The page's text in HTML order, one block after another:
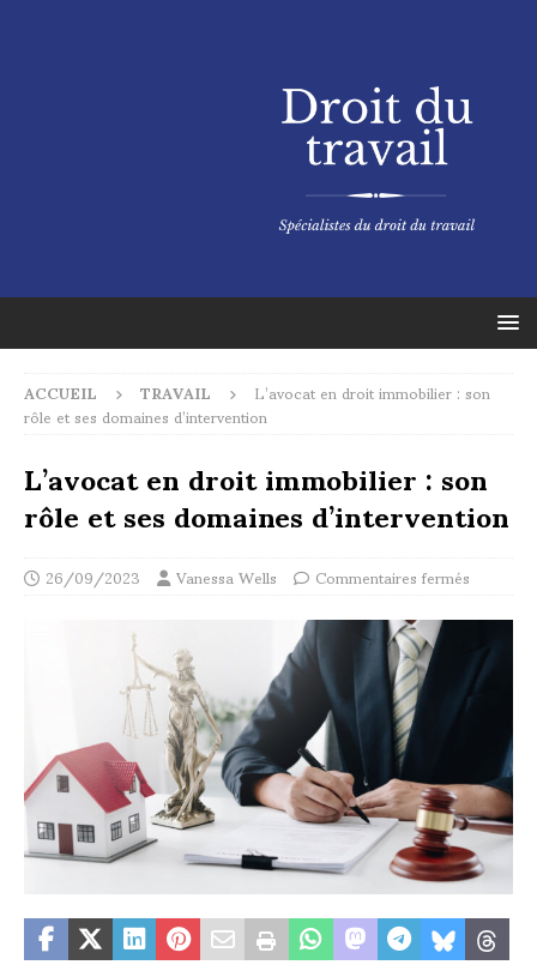
ACCUEIL TRAVAIL L’avocat en droit immobilier : son
rôle et ses domaines d’intervention
L’avocat en droit immobilier : son
rôle et ses domaines d’intervention
26/09/2023 Vanessa Wells Commentaires fermés